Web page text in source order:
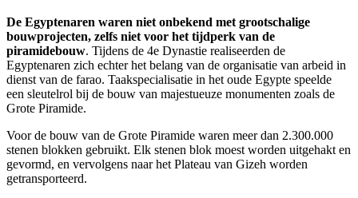
De Egyptenaren waren niet onbekend met grootschalige
bouwprojecten, zelfs niet voor het tijdperk van de
piramidebouw. Tijdens de 4e Dynastie realiseerden de
Egyptenaren zich echter het belang van de organisatie van arbeid in
dienst van de farao. Taakspecialisatie in het oude Egypte speelde
een sleutelrol bij de bouw van majestueuze monumenten zoals de
Grote Piramide.
Voor de bouw van de Grote Piramide waren meer dan 2.300.000
stenen blokken gebruikt. Elk stenen blok moest worden uitgehakt en
gevormd, en vervolgens naar het Plateau van Gizeh worden
getransporteerd.